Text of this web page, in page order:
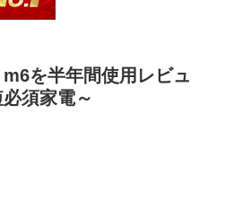
を半年間使用レビュ
須家電～